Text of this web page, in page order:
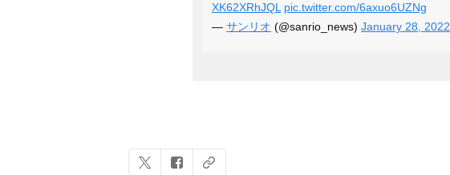
XK62XRhJQL pic.twitter.com/6axuo6UZNg
— サンリオ (@sanrio_news) January 28, 2022